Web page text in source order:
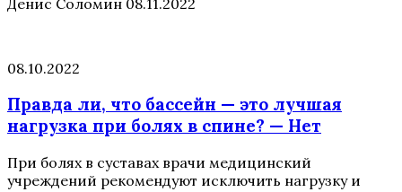
08.10.2022
Правда ли, что бассейн — это лучшая
нагрузка при болях в спине? — Нет
При болях в суставах врачи медицинский
учреждений рекомендуют исключить нагрузку и